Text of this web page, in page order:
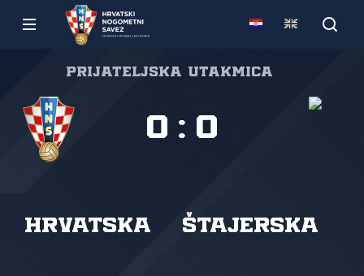
Prijateljska utakmica
Hrvatska Štajerska
0 : 0